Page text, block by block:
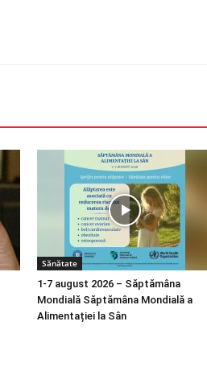
Sănătate
1-7 august 2026 – Săptămâna
Mondială Săptămâna Mondială a
Alimentației la Sân